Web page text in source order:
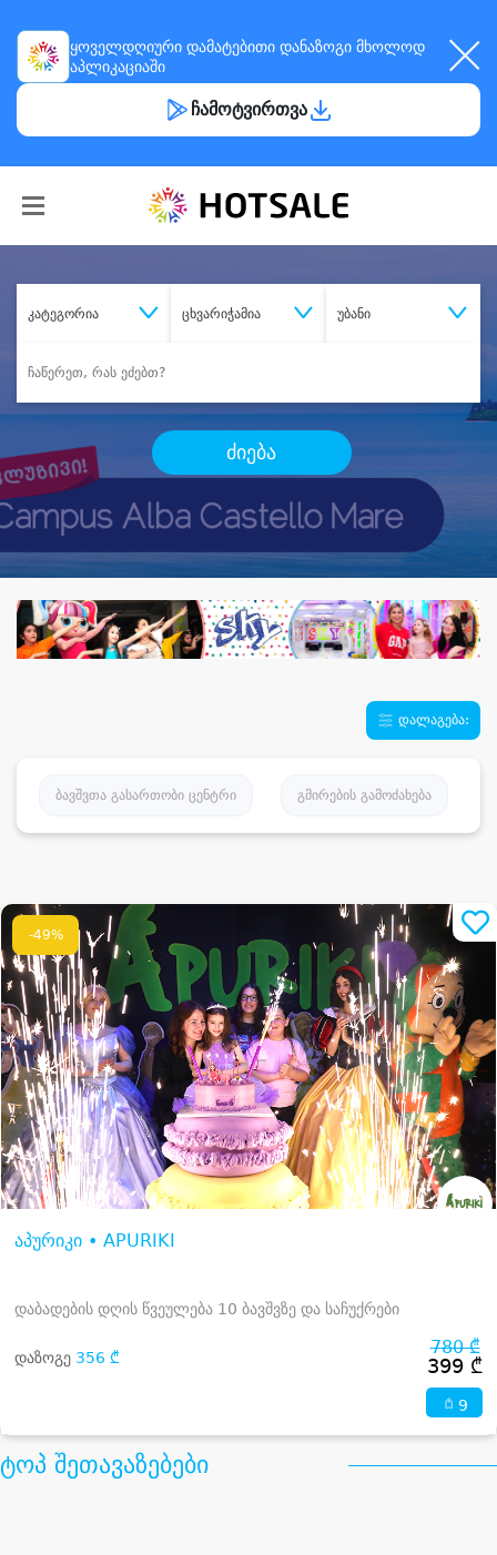
ყოველდღიური დამატებითი დანაზოგი მხოლოდ
აპლიკაციაში
ჩამოტვირთვა
კატეგორია ცხვარიჭამია უბანი
ძიება
დალაგება:
ბავშვთა გასართობი ცენტრი გმირების გამოძახება
-49%
აპურიკი • APURIKI
დაბადების დღის წვეულება 10 ბავშვზე და საჩუქრები
დაზოგე 356 ₾ 780 ₾
399 ₾
9
ტოპ შეთავაზებები